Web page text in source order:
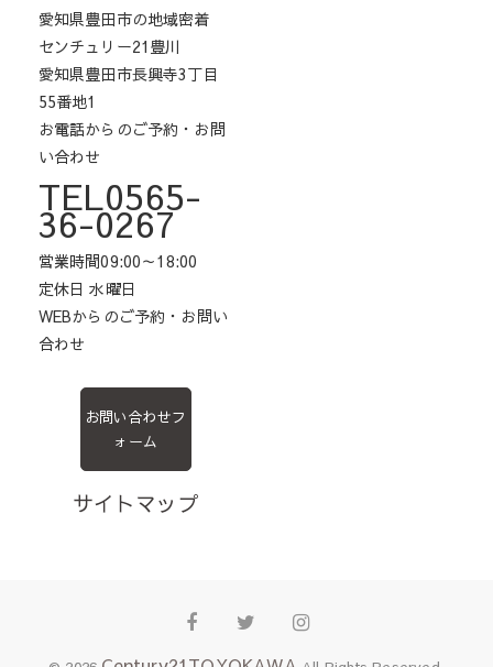
愛知県豊田市の地域密着
センチュリー21豊川
愛知県豊田市長興寺3丁目
55番地1
お電話からのご予約・お問
い合わせ
TEL0565-
36-0267
営業時間09:00～18:00
定休日 水曜日
WEBからのご予約・お問い
合わせ
お問い合わせフ
ォーム
サイトマップ
FacebookTwitterInstagram